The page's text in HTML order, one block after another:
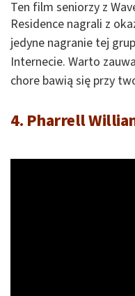
Ten film seniorzy z
Residence nagrali z
jedyne nagranie tej
Internecie. Warto
chore bawią się przy
4. Pharrell